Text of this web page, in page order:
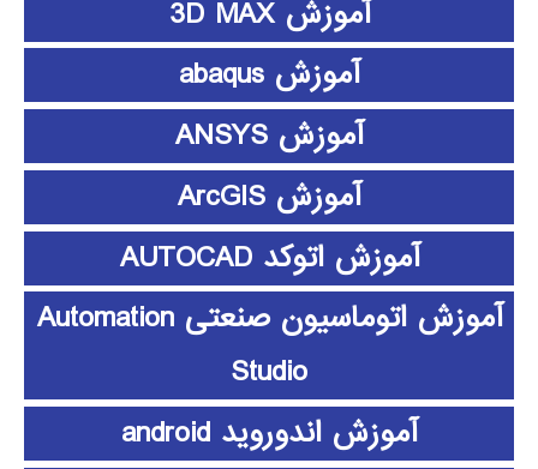
آموزش 3D MAX
آموزش abaqus
آموزش ANSYS
آموزش ArcGIS
آموزش اتوکد AUTOCAD
آموزش اتوماسیون صنعتی Automation
Studio
آموزش اندوروید android